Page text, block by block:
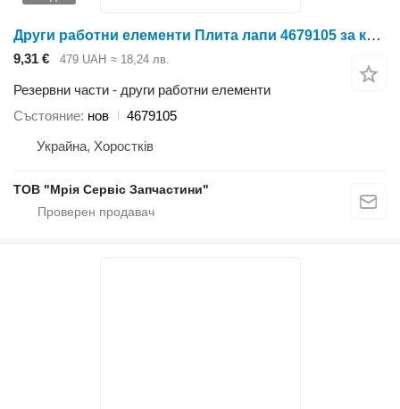
Други работни елементи Плита лапи 4679105 за култиватор Case IH
9,31 € 479 UAH ≈ 18,24 лв.
Резервни части - други работни елементи
Състояние нов
4679105
Украйна, Хоростків
ТОВ "Мрія Сервіс Запчастини"